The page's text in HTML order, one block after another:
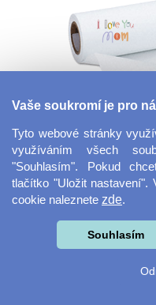
Miranda
Vaše soukromí je pro
Tyto webové stránky
využíváním všech
"Souhlasím". Pokud
tlačítko "Uložit
cookie naleznete zde.
Souhlasím